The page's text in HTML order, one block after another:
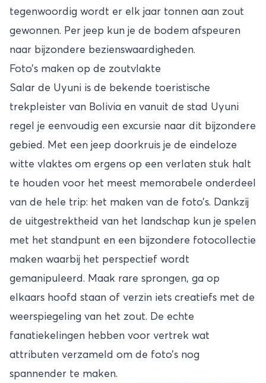
tegenwoordig wordt er elk jaar tonnen aan zout
gewonnen. Per jeep kun je de bodem afspeuren
naar bijzondere bezienswaardigheden.
Foto’s maken op de zoutvlakte
Salar de Uyuni is de bekende toeristische
trekpleister van Bolivia en vanuit de stad Uyuni
regel je eenvoudig een excursie naar dit bijzondere
gebied. Met een jeep doorkruis je de eindeloze
witte vlaktes om ergens op een verlaten stuk halt
te houden voor het meest memorabele onderdeel
van de hele trip: het maken van de foto’s. Dankzij
de uitgestrektheid van het landschap kun je spelen
met het standpunt en een bijzondere fotocollectie
maken waarbij het perspectief wordt
gemanipuleerd. Maak rare sprongen, ga op
elkaars hoofd staan of verzin iets creatiefs met de
weerspiegeling van het zout. De echte
fanatiekelingen hebben voor vertrek wat
attributen verzameld om de foto’s nog
spannender te maken.